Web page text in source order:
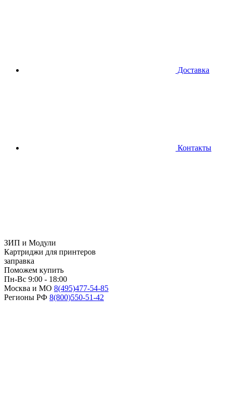
Доставка
Контакты
ЗИП и Модули
Картриджи для принтеров
заправка
Поможем купить
Пн-Вс 9:00 - 18:00
Москва и МО 8(495)477-54-85
Регионы РФ 8(800)550-51-42